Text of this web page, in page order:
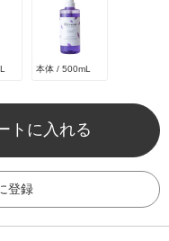
本体 / 500mL
トに入れる
登録